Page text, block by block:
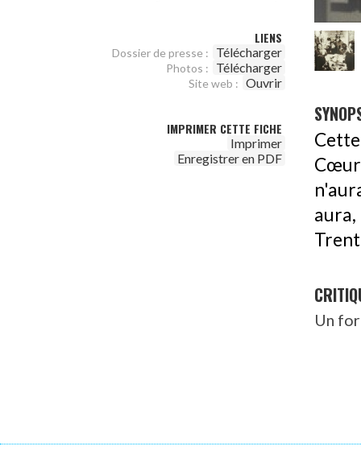
LIENS
Dossier de presse : Télécharger
Photos : Télécharger
Site web : Ouvrir
IMPRIMER CETTE FICHE
Imprimer
Enregistrer en PDF
Cœur
Un